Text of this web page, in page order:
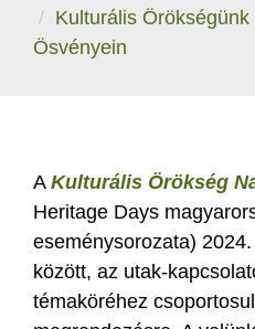
Kulturális
Ösvényein
A Kulturális Örökség
Heritage Days
eseménysorozata)
között, az utak-
témaköréhez